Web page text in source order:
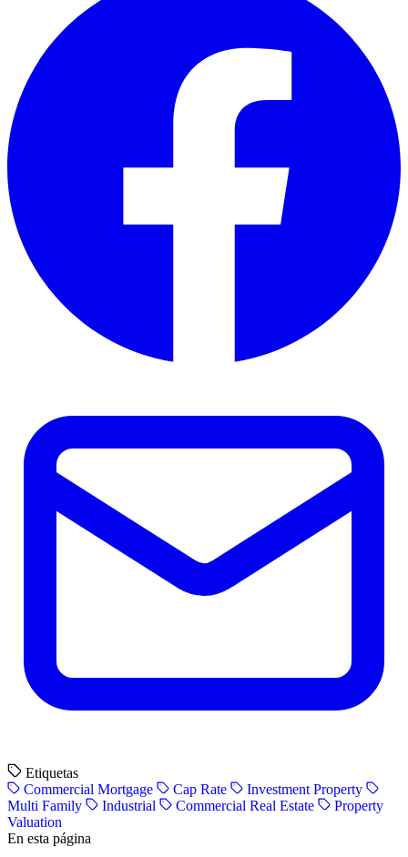
Etiquetas
Commercial Mortgage
Cap Rate
Investment Property
Multi Family
Industrial Commercial Real Estate
Property
Valuation
En esta página